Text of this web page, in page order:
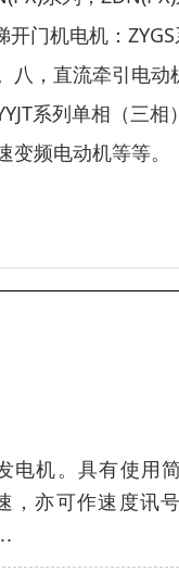
门机电机：
八，直流牵引电动
系列单相（三相
频电动机等等。
电机。具有使用
，亦可作速度讯